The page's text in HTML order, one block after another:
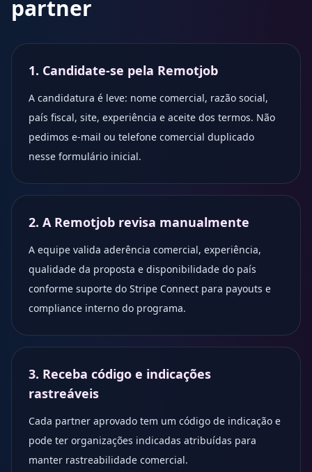
partner
1. Candidate-se pela Remotjob
A candidatura é leve: nome comercial, razão social,
país fiscal, site, experiência e aceite dos termos. Não
pedimos e-mail ou telefone comercial duplicado
nesse formulário inicial.
2. A Remotjob revisa manualmente
A equipe valida aderência comercial, experiência,
qualidade da proposta e disponibilidade do país
conforme suporte do Stripe Connect para payouts e
compliance interno do programa.
3. Receba código e indicações
rastreáveis
Cada partner aprovado tem um código de indicação e
pode ter organizações indicadas atribuídas para
manter rastreabilidade comercial.